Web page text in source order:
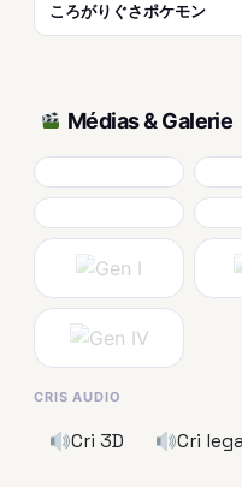
ころがりぐさポケモン
Médias & Galerie
CRIS AUDIO
Cri 3D Cri